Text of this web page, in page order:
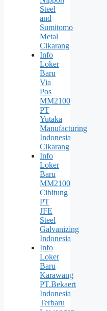
Steel
and
Sumitomo
Metal
Cikarang
Info
Loker
Baru
Via
Pos
MM2100
PT
Yutaka
Manufacturing
Indonesia
Cikarang
Info
Loker
Baru
MM2100
Cibitung
PT
JFE
Steel
Galvanizing
Indonesia
Info
Loker
Baru
Karawang
PT.Bekaert
Indonesia
Terbaru